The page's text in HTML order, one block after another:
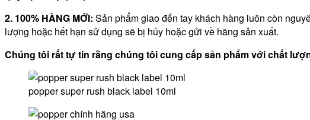
2. 100% HÀNG MỚI: Sản phẩm giao đến tay khách hàng luôn còn
lượng hoặc hết hạn sử dụng sẽ bị hủy hoặc gửi về hãng sản xuất.
Chúng tôi rất tự tin rằng chúng tôi cung cấp sản phẩm với chất
popper super rush black label 10ml